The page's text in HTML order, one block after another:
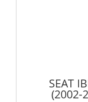
SEAT
(2002-